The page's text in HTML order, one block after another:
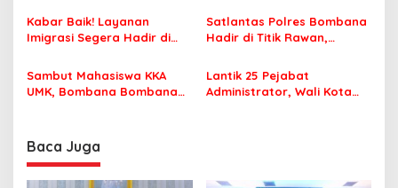
s
Jamaah Tetap Sehat dan
Nyaman Beribadah
Korupsi Jembatan Cirauci II
Kabar Baik! Layanan
Imigrasi Segera Hadir di
Perlu Lagi ke Kendari
Satlantas Polres Bombana
Hadir di Titik Rawan,
Sekolah dengan Aman
Sambut Mahasiswa KKA
UMK, Bombana Bombana
Lantik 25 Pejabat
Administrator, Wali Kota
Baca Juga